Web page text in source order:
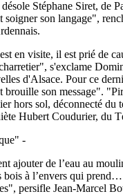
Stéphane Siret, de
soigner son langage",
en visite, il est prié de
s'exclame
d'Alsace. Pour ce
brouille son message".
hors sol, déconnecté du
Hubert Coudurier, du
-
ajouter de l’eau au
bois à l’envers qui
persifle Jean-Marcel